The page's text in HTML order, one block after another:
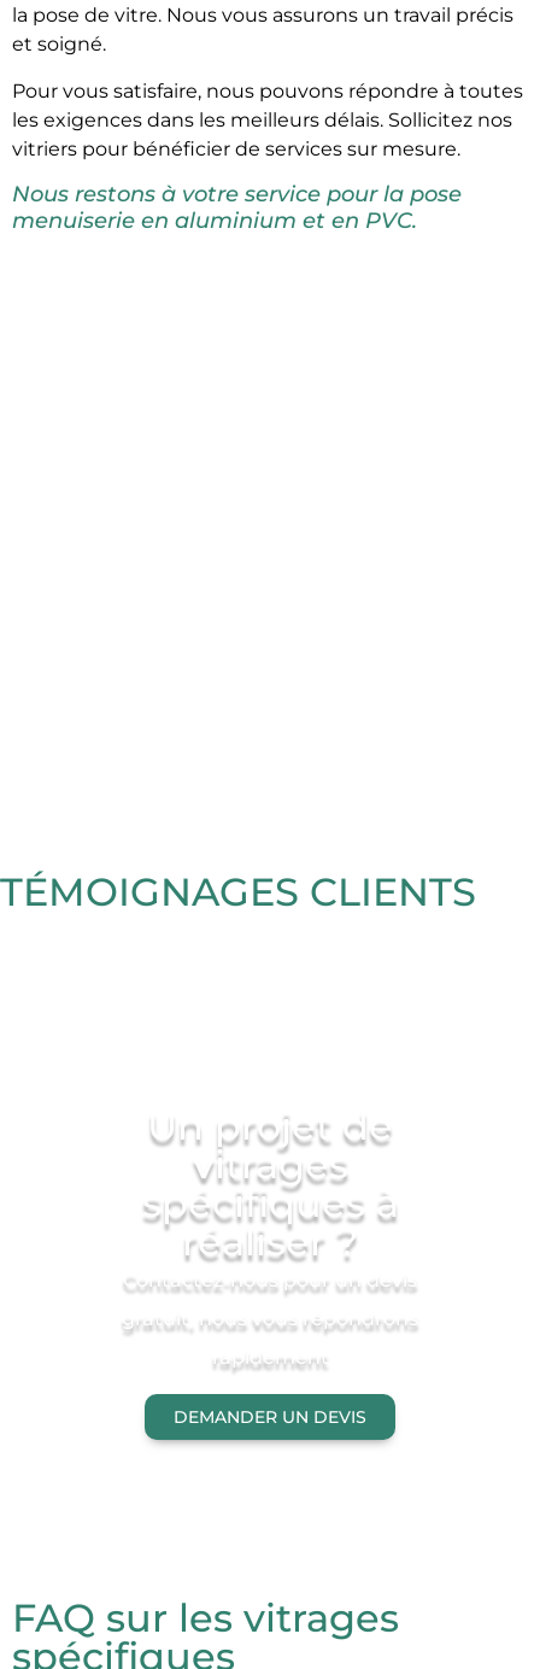
la pose de vitre. Nous vous assurons un travail précis
et soigné.
Pour vous satisfaire, nous pouvons répondre à toutes
les exigences dans les meilleurs délais. Sollicitez nos
vitriers pour bénéficier de services sur mesure.
Nous restons à votre service pour la pose
menuiserie en aluminium et en PVC.
TÉMOIGNAGES CLIENTS
Un projet de
vitrages
spécifiques à
réaliser ?
Contactez-nous pour un devis
gratuit, nous vous répondrons
rapidement
DEMANDER UN DEVIS
FAQ sur les vitrages
spécifiques